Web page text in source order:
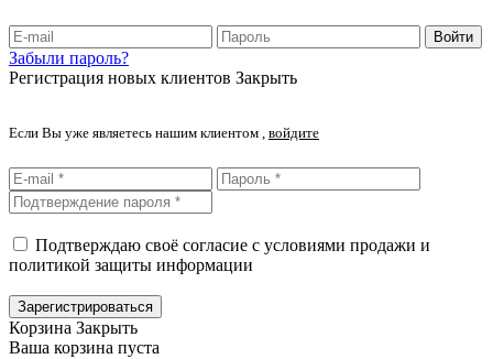
Войти
Забыли пароль?
Регистрация новых клиентов Закрыть
Если Вы уже являетесь нашим клиентом , войдите
Подтверждаю своё согласие с условиями продажи и
политикой защиты информации
Зарегистрироваться
Корзина Закрыть
Ваша корзина пуста